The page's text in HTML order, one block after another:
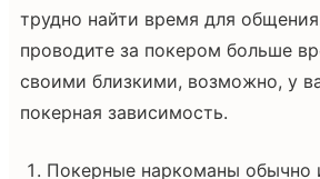
трудно найти время для
проводите за покером больше
своими близкими, возможно, у
покерная зависимость.
Покерные наркоманы обычно